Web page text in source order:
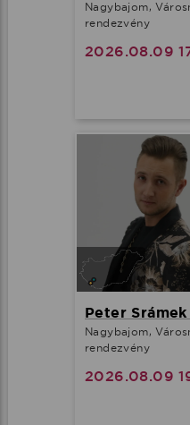
Nagybajom,
rendezvény
2026.08.09
Peter
Nagybajom,
rendezvény
2026.08.09